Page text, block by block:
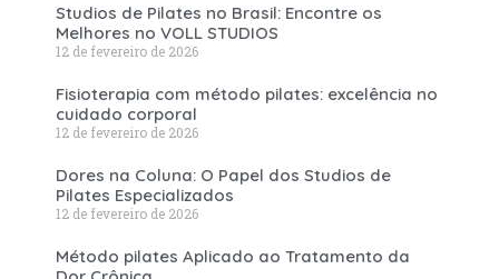
Studios de Pilates no Brasil: Encontre os
Melhores no VOLL STUDIOS
12 de fevereiro de 2026
Fisioterapia com método pilates: excelência no
cuidado corporal
12 de fevereiro de 2026
Dores na Coluna: O Papel dos Studios de
Pilates Especializados
12 de fevereiro de 2026
Método pilates Aplicado ao Tratamento da